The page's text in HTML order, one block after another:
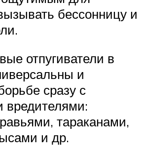
бессонницу и
отпугиватели в
и
сразу с
вредителями:
тараканами,
и др.